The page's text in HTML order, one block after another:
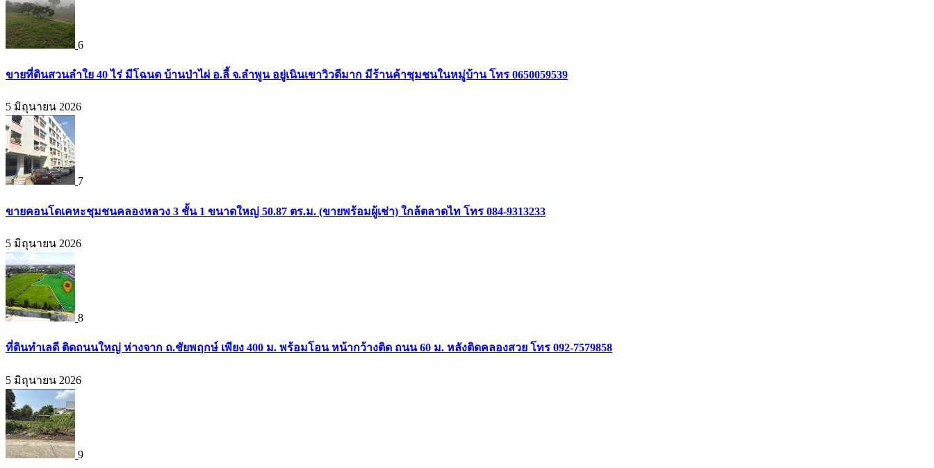
6
ขายที่ดินสวนลำใย 40 ไร่ มีโฉนด บ้านป่าไผ่ อ.ลี้ จ.ลำพูน อยู่เนินเขาวิวดีมาก มีร้านค้าชุมชนในหมู่บ้าน โทร 0650059539
5 มิถุนายน 2026
7
ขายคอนโดเคหะชุมชนคลองหลวง 3 ชั้น 1 ขนาดใหญ่ 50.87 ตร.ม. (ขายพร้อมผู้เช่า) ใกล้ตลาดไท โทร 084-9313233
5 มิถุนายน 2026
8
ที่ดินทำเลดี ติดถนนใหญ่ ห่างจาก ถ.ชัยพฤกษ์ เพียง 400 ม. พร้อมโอน หน้ากว้างติด ถนน 60 ม. หลังติดคลองสวย โทร 092-7579858
5 มิถุนายน 2026
9